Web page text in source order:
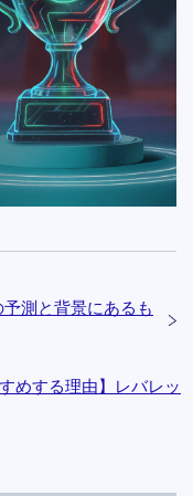
測と背景にあるも
めする理由】レバレッ